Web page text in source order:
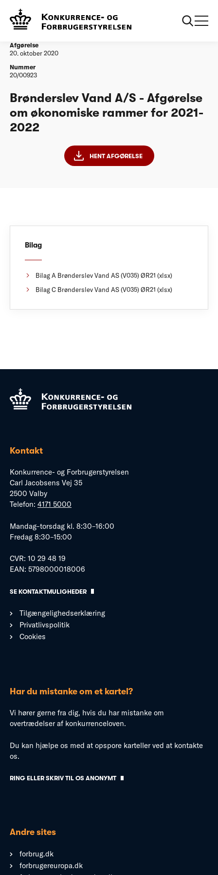
Vandtilsyn
økonomiske rammer for 2021-2022
Afgørelse
20. oktober 2020
Nummer
20/00923
Brønderslev Vand A/S - Afgørelse
om økonomiske rammer for 2021-
2022
HENT AFGØRELSE
Bilag
Bilag A Brønderslev Vand AS (V035) ØR21 (xlsx)
Bilag C Brønderslev Vand AS (V035) ØR21 (xlsx)
Kontakt
Konkurrence- og Forbrugerstyrelsen
Carl Jacobsens Vej 35
2500 Valby
Telefon: 4171 5000
Mandag–torsdag kl. 8:30–16:00
Fredag 8:30–15:00
CVR: 10 29 48 19
EAN: 5798000018006
SE KONTAKTMULIGHEDER
Tilgængelighedserklæring
Privatlivspolitik
Cookies
Har du mistanke om et kartel?
Vi hører gerne fra dig, hvis du har mistanke om
overtrædelser af konkurrenceloven.
Du kan hjælpe os med at opspore karteller ved at kontakte
os.
RING ELLER SKRIV TIL OS ANONYMT
Andre sites
forbrug.dk
forbrugereuropa.dk